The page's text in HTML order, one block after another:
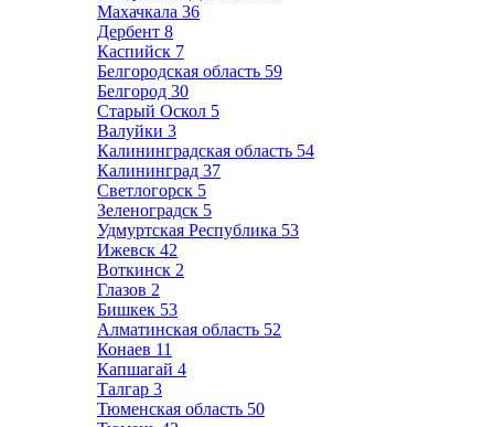
Махачкала 36
Дербент 8
Каспийск 7
Белгородская область 59
Белгород 30
Старый Оскол 5
Валуйки 3
Калининградская область 54
Калининград 37
Светлогорск 5
Зеленоградск 5
Удмуртская Республика 53
Ижевск 42
Воткинск 2
Глазов 2
Бишкек 53
Алматинская область 52
Конаев 11
Капшагай 4
Талгар 3
Тюменская область 50